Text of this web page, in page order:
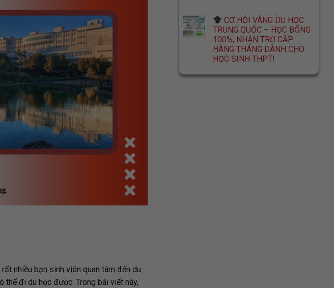
nhiều bạn sinh viên quan tâm đến du
thể đi du học được. Trong bài viết này,
CƠ HỘI VÀNG DU HỌC
TRUNG QUỐC – HỌC BỔNG
100%; NHẬN TRỢ CẤP
HÀNG THÁNG DÀNH CHO
HỌC SINH THPT!